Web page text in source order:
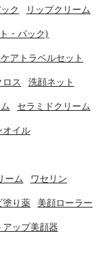
ク リップクリーム
・パック)
アトラベルセット
ロス 洗顔ネット
セラミドクリーム
オイル
ーム ワセリン
塗り薬 美顔ローラー
アップ美顔器